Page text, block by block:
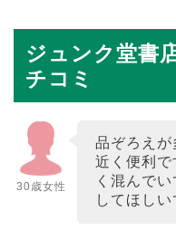
ジュンク堂書
チコミ
30歳女性
品ぞろえが
近く便利
く混んで
してほしい